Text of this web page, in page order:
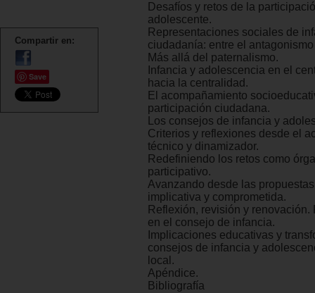
Compartir en:
Save
Desafíos y retos de la
adolescente.
Representaciones sociales de
ciudadanía: entre el
Más allá del paternalismo.
Infancia y adolescencia en el
hacia la centralidad.
El acompañamiento
participación ciudadana.
Los consejos de infancia y
Criterios y reflexiones desde el
técnico y dinamizador.
Redefiniendo los retos como
participativo.
Avanzando desde las
implicativa y comprometida.
Reflexión, revisión y renovación.
en el consejo de infancia.
Implicaciones educativas y
consejos de infancia y
local.
Apéndice.
Bibliografía